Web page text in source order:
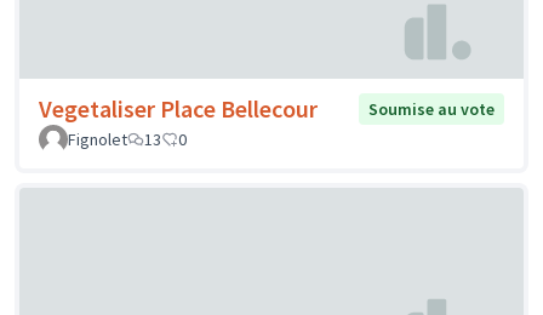
Vegetaliser Place Bellecour
Soumise au vote
Fignolet
13 0